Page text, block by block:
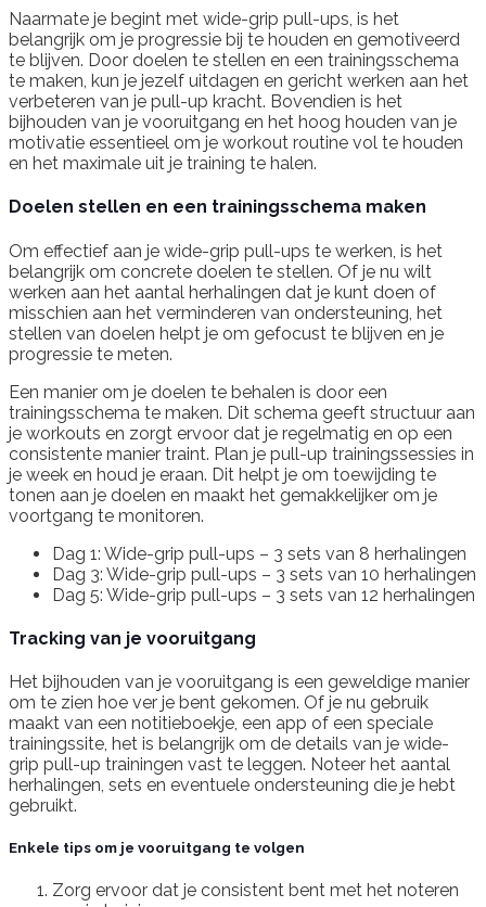
Naarmate je begint met wide-grip pull-ups, is het
belangrijk om je progressie bij te houden en gemotiveerd
te blijven. Door doelen te stellen en een trainingsschema
te maken, kun je jezelf uitdagen en gericht werken aan het
verbeteren van je pull-up kracht. Bovendien is het
bijhouden van je vooruitgang en het hoog houden van je
motivatie essentieel om je workout routine vol te houden
en het maximale uit je training te halen.
Doelen stellen en een trainingsschema maken
Om effectief aan je wide-grip pull-ups te werken, is het
belangrijk om concrete doelen te stellen. Of je nu wilt
werken aan het aantal herhalingen dat je kunt doen of
misschien aan het verminderen van ondersteuning, het
stellen van doelen helpt je om gefocust te blijven en je
progressie te meten.
Een manier om je doelen te behalen is door een
trainingsschema te maken. Dit schema geeft structuur aan
je workouts en zorgt ervoor dat je regelmatig en op een
consistente manier traint. Plan je pull-up trainingssessies in
je week en houd je eraan. Dit helpt je om toewijding te
tonen aan je doelen en maakt het gemakkelijker om je
voortgang te monitoren.
Dag 1: Wide-grip pull-ups – 3 sets van 8 herhalingen
Dag 3: Wide-grip pull-ups – 3 sets van 10 herhalingen
Dag 5: Wide-grip pull-ups – 3 sets van 12 herhalingen
Tracking van je vooruitgang
Het bijhouden van je vooruitgang is een geweldige manier
om te zien hoe ver je bent gekomen. Of je nu gebruik
maakt van een notitieboekje, een app of een speciale
trainingssite, het is belangrijk om de details van je wide-
grip pull-up trainingen vast te leggen. Noteer het aantal
herhalingen, sets en eventuele ondersteuning die je hebt
gebruikt.
Enkele tips om je vooruitgang te volgen
Zorg ervoor dat je consistent bent met het noteren